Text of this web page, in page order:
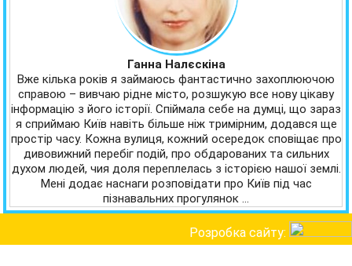
Ганна Налєскіна
Вже кілька років я займаюсь фантастично захоплюючою
справою – вивчаю рідне місто, розшукую все нову цікаву
інформацію з його історії. Спіймала себе на думці, що зараз
я сприймаю Київ навіть більше ніж тримірним, додався ще
простір часу. Кожна вулиця, кожний осередок сповіщає про
дивовижний перебіг подій, про обдарованих та сильних
духом людей, чия доля переплелась з історією нашої землі.
Мені додає наснаги розповідати про Київ під час
пізнавальних прогулянок …
Розробка сайту: